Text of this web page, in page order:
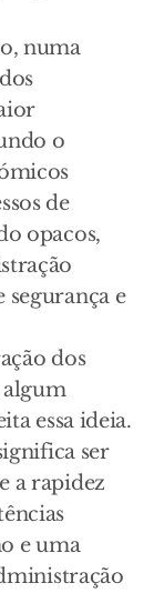
numa
o
de
opacos,
e
dos
algum
essa ideia.
ser
a rapidez
e uma